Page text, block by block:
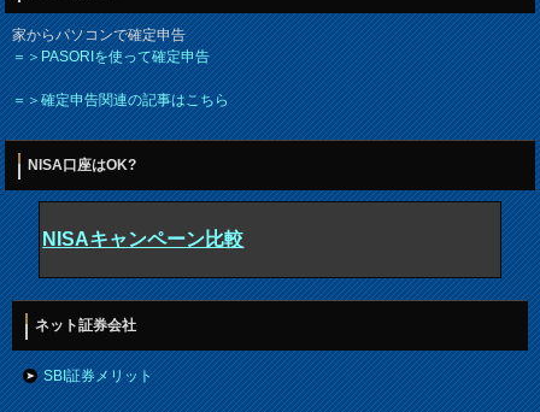
家からパソコンで確定申告
＝＞PASORIを使って確定申告
＝＞確定申告関連の記事はこちら
NISA口座はOK?
NISAキャンペーン比較
ネット証券会社
SBI証券メリット